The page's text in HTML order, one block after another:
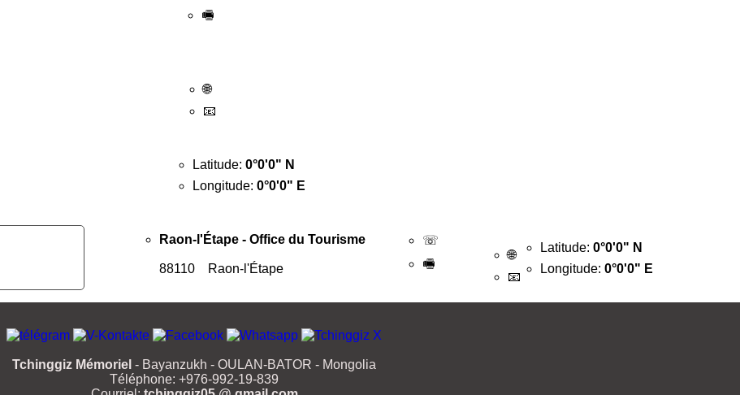
🖷
🌐
📧
Latitude: 0°0'0" N
Longitude: 0°0'0" E
Raon-l'Étape - Office du Tourisme
88110 Raon-l'Étape
☏
🖷
🌐
📧
Latitude:0°0'0" N
Longitude:0°0'0" E
Tchinggiz Mémoriel - Bayanzukh - OULAN-BATOR - Mongolia
Téléphone: +976-992-19-839